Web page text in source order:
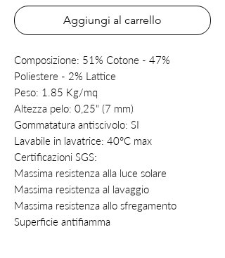
Aggiungi al carrello
Composizione: 51% Cotone - 47%
Poliestere - 2% Lattice
Peso: 1.85 Kg/mq
Altezza pelo: 0,25" (7 mm)
Gommatatura antiscivolo: SI
Lavabile in lavatrice: 40°C max
Certificazioni SGS:
Massima resistenza alla luce solare
Massima resistenza al lavaggio
Massima resistenza allo sfregamento
Superficie antifiamma